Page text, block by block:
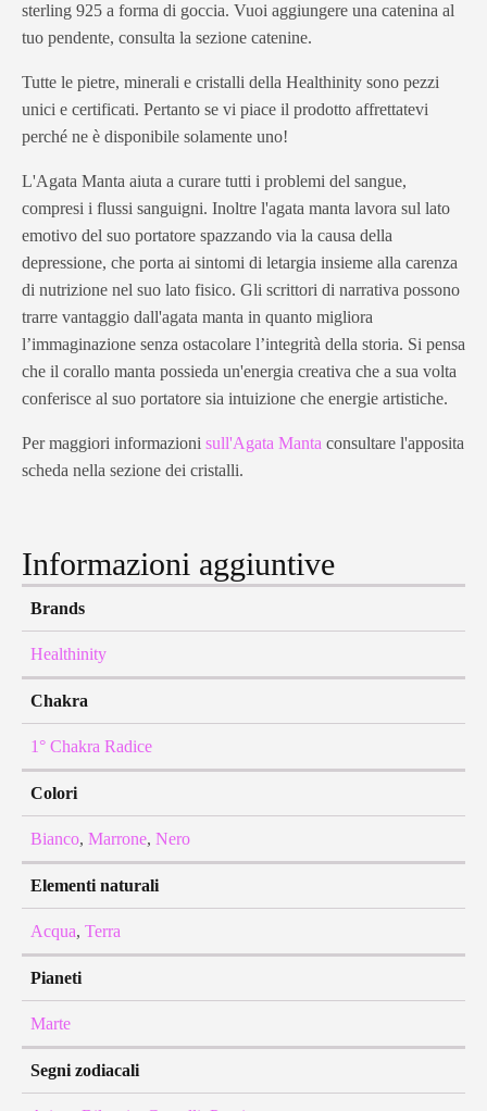
sterling 925 a forma di goccia. Vuoi aggiungere una catenina al
tuo pendente, consulta la sezione catenine.
Tutte le pietre, minerali e cristalli della Healthinity sono pezzi
unici e certificati. Pertanto se vi piace il prodotto affrettatevi
perché ne è disponibile solamente uno!
L'Agata Manta aiuta a curare tutti i problemi del sangue,
compresi i flussi sanguigni. Inoltre l'agata manta lavora sul lato
emotivo del suo portatore spazzando via la causa della
depressione, che porta ai sintomi di letargia insieme alla carenza
di nutrizione nel suo lato fisico. Gli scrittori di narrativa possono
trarre vantaggio dall'agata manta in quanto migliora
l’immaginazione senza ostacolare l’integrità della storia. Si pensa
che il corallo manta possieda un'energia creativa che a sua volta
conferisce al suo portatore sia intuizione che energie artistiche.
Per maggiori informazioni sull'Agata Manta consultare l'apposita
scheda nella sezione dei cristalli.
Informazioni aggiuntive
Brands
Healthinity
Chakra
1° Chakra Radice
Colori
Bianco, Marrone, Nero
Elementi naturali
Acqua, Terra
Pianeti
Marte
Segni zodiacali